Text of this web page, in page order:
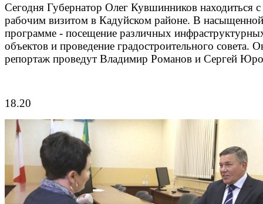
Сегодня Губернатор Олег Кувшинников находиться с
рабочим визитом в Кадуйском районе. В насыщенной
программе - посещение различных
объектов и проведение градостроительного совета.
репортаж проведут Владимир Романов и Сергей
18.20